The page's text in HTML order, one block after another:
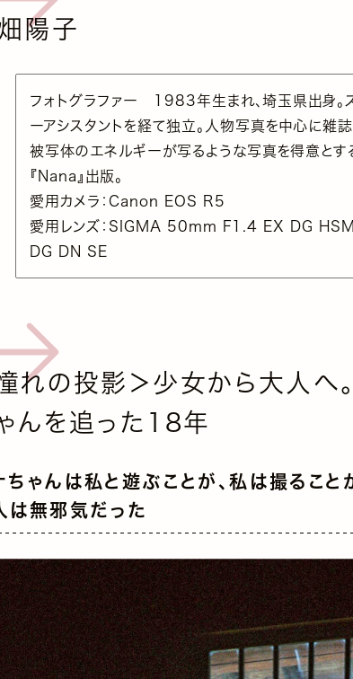
陽子
フォトグラファー 1983年生まれ、埼玉県出身。ス
ーアシスタントを経て独立。人物写真を中心に雑
被写体のエネルギーが写るような写真を得意とす
『Nana』出版。
愛用カメラ：Canon EOS R5
愛用レンズ：SIGMA 50mm F1.4 EX DG
DG DN SE
れの投影＞少女から大人へ
んを追った18年
ちゃんは私と遊ぶことが、私は撮ること
は無邪気だった